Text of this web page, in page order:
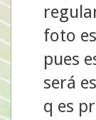
foto
pues
será
q es